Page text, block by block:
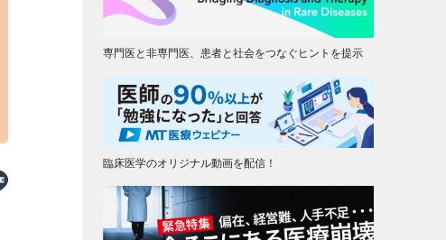
専門医と非専門医、患者と社会をつなぐヒントを提示
臨床医学のオリジナル動画を配信！